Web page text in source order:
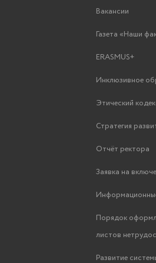
Вакансии
Газета «Наши
ERASMUS+
Инклюзивное
Этический
Стратегия
Отчёт ректора
Заявка на
Порядок
листов
Развитие